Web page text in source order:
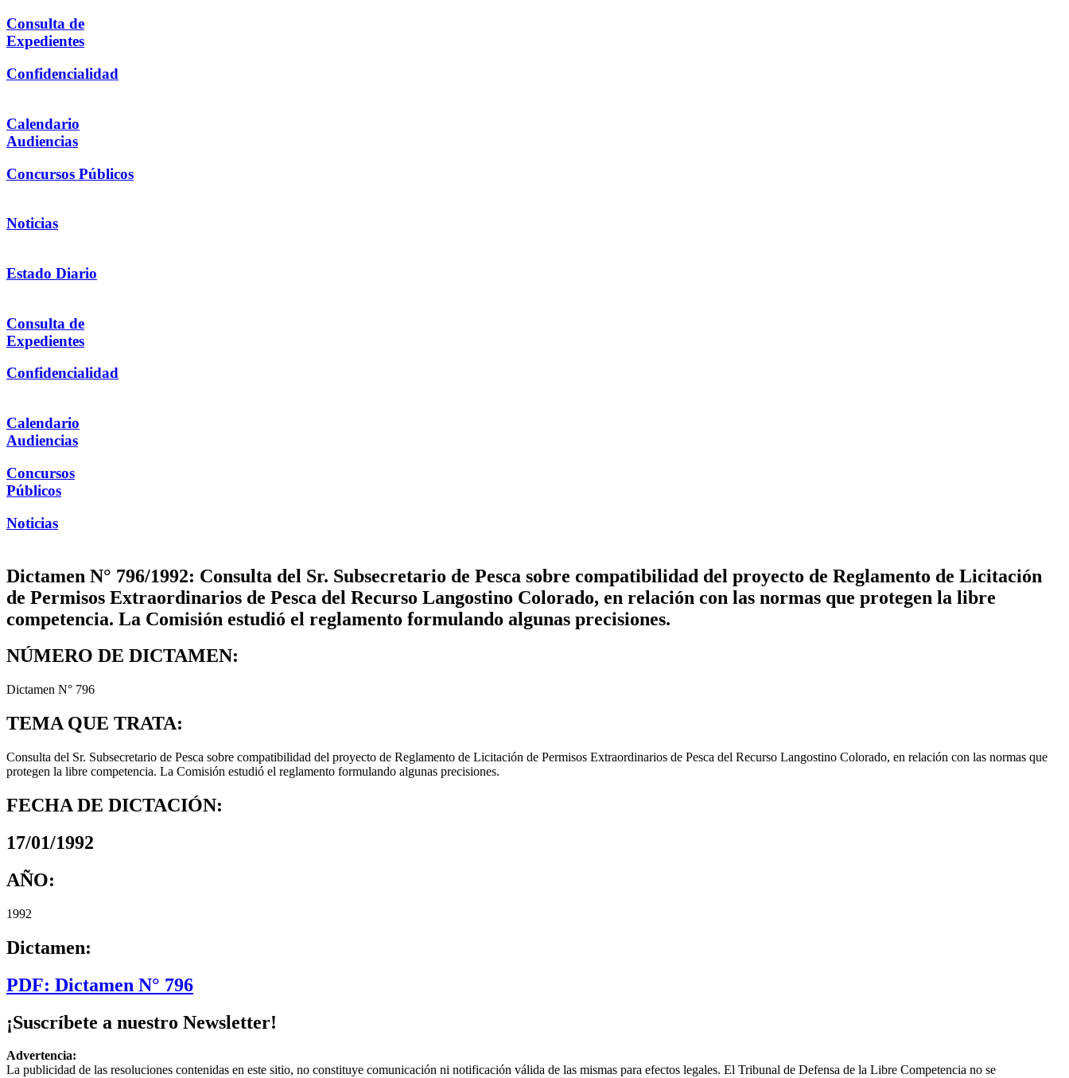
Consulta de
Expedientes
Confidencialidad
Calendario
Audiencias
Concursos Públicos
Noticias
Estado Diario
Consulta de
Expedientes
Confidencialidad
Calendario
Audiencias
Concursos
Públicos
Noticias
Dictamen N° 796/1992: Consulta del Sr. Subsecretario de Pesca sobre compatibilidad del proyecto de Reglamento de Licitación
de Permisos Extraordinarios de Pesca del Recurso Langostino Colorado, en relación con las normas que protegen la libre
competencia. La Comisión estudió el reglamento formulando algunas precisiones.
NÚMERO DE DICTAMEN:
Dictamen N° 796
TEMA QUE TRATA:
Consulta del Sr. Subsecretario de Pesca sobre compatibilidad del proyecto de Reglamento de Licitación de Permisos Extraordinarios de Pesca del Recurso Langostino Colorado, en relación con las normas que
protegen la libre competencia. La Comisión estudió el reglamento formulando algunas precisiones.
FECHA DE DICTACIÓN:
17/01/1992
AÑO:
1992
Dictamen:
PDF: Dictamen N° 796
¡Suscríbete a nuestro Newsletter!
Advertencia:
La publicidad de las resoluciones contenidas en este sitio, no constituye comunicación ni notificación válida de las mismas para efectos legales. El Tribunal de Defensa de la Libre Competencia no se